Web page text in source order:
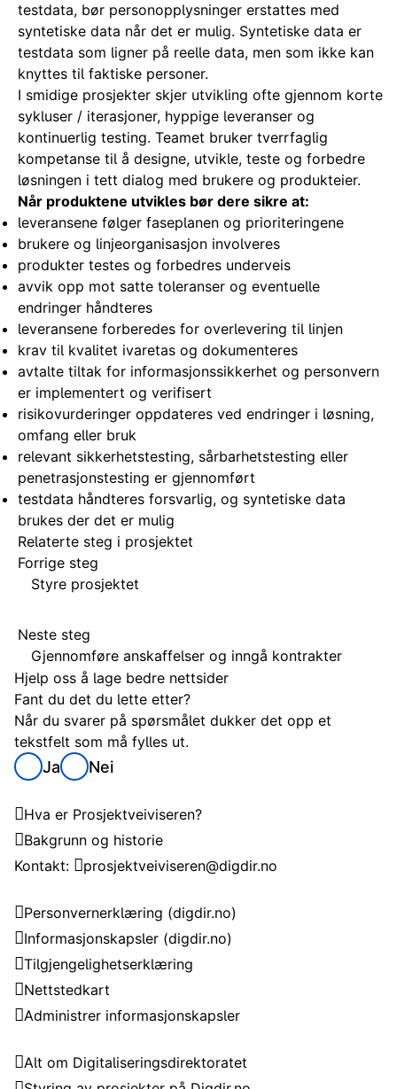
testdata, bør personopplysninger erstattes med
syntetiske data når det er mulig. Syntetiske data er
testdata som ligner på reelle data, men som ikke kan
knyttes til faktiske personer.
I smidige prosjekter skjer utvikling ofte gjennom korte
sykluser / iterasjoner, hyppige leveranser og
kontinuerlig testing. Teamet bruker tverrfaglig
kompetanse til å designe, utvikle, teste og forbedre
løsningen i tett dialog med brukere og produkteier.
Når produktene utvikles bør dere sikre at:
leveransene følger faseplanen og prioriteringene
brukere og linjeorganisasjon involveres
produkter testes og forbedres underveis
avvik opp mot satte toleranser og eventuelle
endringer håndteres
leveransene forberedes for overlevering til linjen
krav til kvalitet ivaretas og dokumenteres
avtalte tiltak for informasjonssikkerhet og personvern
er implementert og verifisert
risikovurderinger oppdateres ved endringer i løsning,
omfang eller bruk
relevant sikkerhetstesting, sårbarhetstesting eller
penetrasjonstesting er gjennomført
testdata håndteres forsvarlig, og syntetiske data
brukes der det er mulig
Relaterte steg i prosjektet
Forrige steg
Styre prosjektet
Neste steg
Gjennomføre anskaffelser og inngå kontrakter
Hjelp oss å lage bedre nettsider
Fant du det du lette etter?
Når du svarer på spørsmålet dukker det opp et
tekstfelt som må fylles ut.
Ja Nei
Hva er Prosjektveiviseren?
Bakgrunn og historie
Kontakt:
prosjektveiviseren@digdir.no
Personvernerklæring (digdir.no)
Informasjonskapsler (digdir.no)
Tilgjengelighetserklæring
Nettstedkart
Administrer informasjonskapsler
Alt om Digitaliseringsdirektoratet